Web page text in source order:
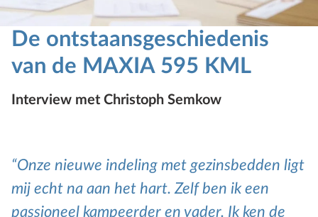
De ontstaansgeschiedenis
van de MAXIA 595 KML
Interview met Christoph Semkow
Onze nieuwe indeling met gezinsbedden ligt
mij echt na aan het hart. Zelf ben ik een
passioneel kampeerder en vader. Ik ken de